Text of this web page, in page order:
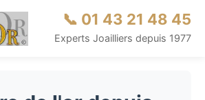
📞 01 43 21 48 45
Experts Joailliers depuis 1977